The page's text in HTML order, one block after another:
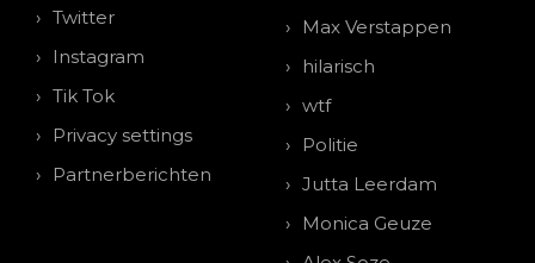
Twitter
Instagram
Tik Tok
Privacy settings
Partnerberichten
Max Verstappen
hilarisch
wtf
Politie
Jutta Leerdam
Monica Geuze